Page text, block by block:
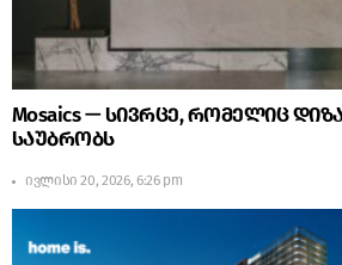
Mosaics — სივრცე, რომელიც
საუბრობს
ივლისი 20, 2026, 6:26 pm